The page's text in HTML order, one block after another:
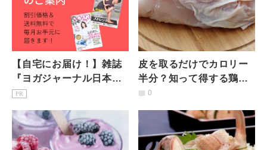
【自宅にお届け！】雑誌
『ヨガジャーナル日本
版』予約購読のご案内
PR
皮を取るだけでカロリー
半分？知って得する鶏肉
の調理法「皮がなくても
ピ」
0